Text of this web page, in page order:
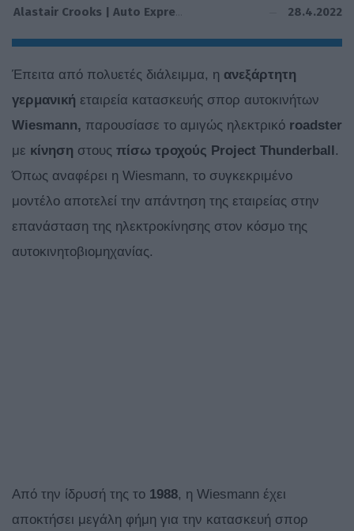
28.4.2022
Έπειτα από πολυετές διάλειμμα, η ανεξάρτητη
γερμανική εταιρεία κατασκευής σπορ αυτοκινήτων
Wiesmann, παρουσίασε το αμιγώς ηλεκτρικό roadster
με κίνηση στους πίσω τροχούς Project Thunderball .
Όπως αναφέρει η Wiesmann, το συγκεκριμένο
μοντέλο αποτελεί την απάντηση της εταιρείας στην
επανάσταση της ηλεκτροκίνησης στον κόσμο της
αυτοκινητοβιομηχανίας.
Από την ίδρυσή της το 1988, η Wiesmann έχει
αποκτήσει μεγάλη φήμη για την κατασκευή σπορ